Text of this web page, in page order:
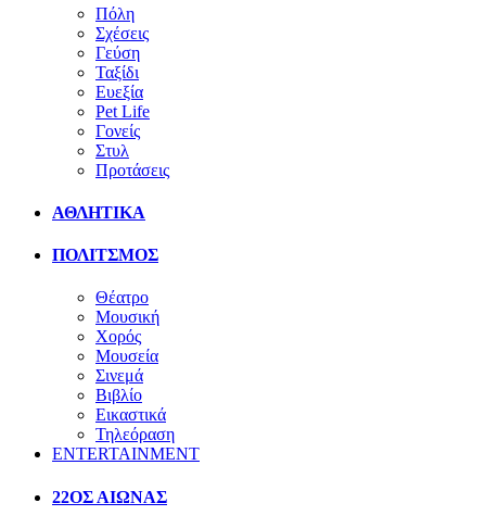
Πόλη
Σχέσεις
Γεύση
Ταξίδι
Ευεξία
Pet Life
Γονείς
Στυλ
Προτάσεις
ΑΘΛΗΤΙΚΑ
ΠΟΛΙΤΣΜΟΣ
Θέατρο
Μουσική
Χορός
Μουσεία
Σινεμά
Βιβλίο
Εικαστικά
Τηλεόραση
ENTERTAINMENT
22ΟΣ ΑΙΩΝΑΣ